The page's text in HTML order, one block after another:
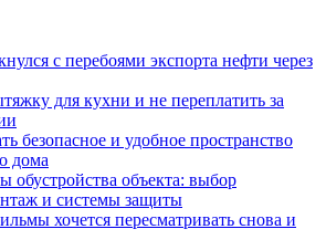
с перебоями экспорта нефти через
для кухни и не переплатить за
безопасное и удобное пространство
дома
обустройства объекта: выбор
и системы защиты
хочется пересматривать снова и